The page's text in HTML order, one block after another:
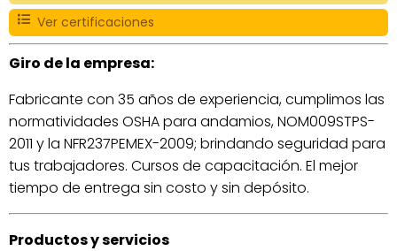
Ver certificaciones
Giro de la empresa:
Fabricante con 35 años de experiencia, cumplimos las
normatividades OSHA para andamios, NOM009STPS-
2011 y la NFR237PEMEX-2009; brindando seguridad para
tus trabajadores. Cursos de capacitación. El mejor
tiempo de entrega sin costo y sin depósito.
Productos y servicios